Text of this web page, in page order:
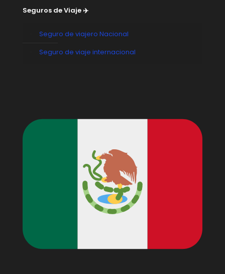
Seguros de Viaje ✈️
Seguro de viajero Nacional
Seguro de viaje internacional